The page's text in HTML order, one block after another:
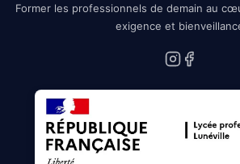
Former les professionnels de demain au
exigence et
Instagram